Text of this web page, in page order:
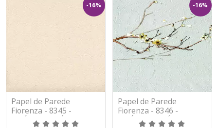
-16%
Papel de Parede
Fiorenza - 8345 -
VINÍLICO LAVÁVEL
-16%
Papel de Parede
Fiorenza - 8346 -
VINÍLICO LAVÁVEL